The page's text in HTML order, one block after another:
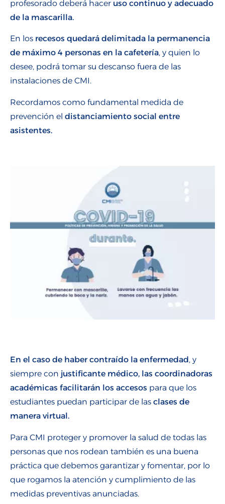
profesorado deberá hacer uso continuo y adecuado
de la mascarilla.
En los recesos quedará delimitada la permanencia
de máximo 4 personas en la cafetería, y quien lo
desee, podrá tomar su descanso fuera de las
instalaciones de CMI.
Recordamos como fundamental medida de
prevención el distanciamiento social entre
asistentes.
En el caso de haber contraído la enfermedad, y
siempre con justificante médico, las coordinadoras
académicas facilitarán los accesos para que los
estudiantes puedan participar de las clases de
manera virtual.
Para CMI proteger y promover la salud de todas las
personas que nos rodean también es una buena
práctica que debemos garantizar y fomentar, por lo
que rogamos la atención y cumplimiento de las
medidas preventivas anunciadas.